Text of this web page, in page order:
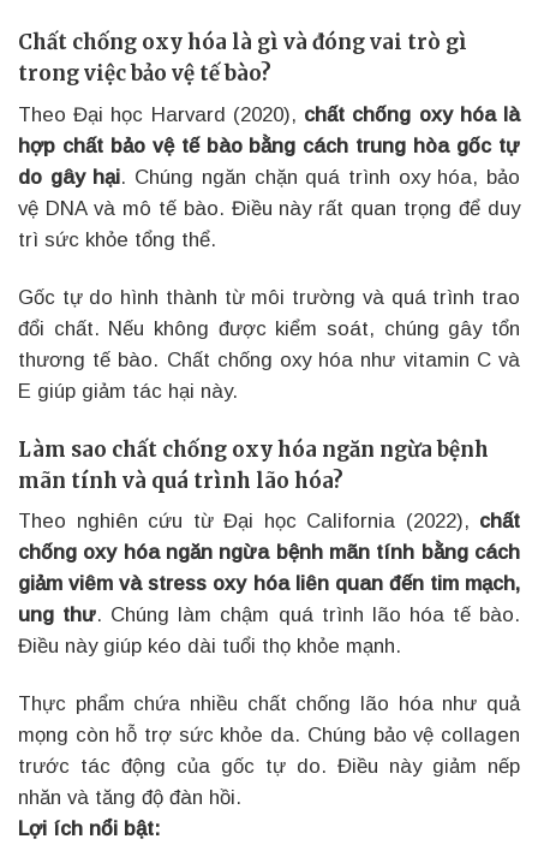
Chất chống oxy hóa là gì và đóng vai trò gì
trong việc bảo vệ tế bào?
Theo Đại học Harvard (2020), chất chống oxy hóa là
hợp chất bảo vệ tế bào bằng cách trung hòa gốc tự
do gây hại. Chúng ngăn chặn quá trình oxy hóa, bảo
vệ DNA và mô tế bào. Điều này rất quan trọng để duy
trì sức khỏe tổng thể.
Gốc tự do hình thành từ môi trường và quá trình trao
đổi chất. Nếu không được kiểm soát, chúng gây tổn
thương tế bào. Chất chống oxy hóa như vitamin C và
E giúp giảm tác hại này.
Làm sao chất chống oxy hóa ngăn ngừa bệnh
mãn tính và quá trình lão hóa?
Theo nghiên cứu từ Đại học California (2022), chất
chống oxy hóa ngăn ngừa bệnh mãn tính bằng cách
giảm viêm và stress oxy hóa liên quan đến tim mạch,
ung thư. Chúng làm chậm quá trình lão hóa tế bào.
Điều này giúp kéo dài tuổi thọ khỏe mạnh.
Thực phẩm chứa nhiều chất chống lão hóa như quả
mọng còn hỗ trợ sức khỏe da. Chúng bảo vệ collagen
trước tác động của gốc tự do. Điều này giảm nếp
nhăn và tăng độ đàn hồi.
Lợi ích nổi bật: